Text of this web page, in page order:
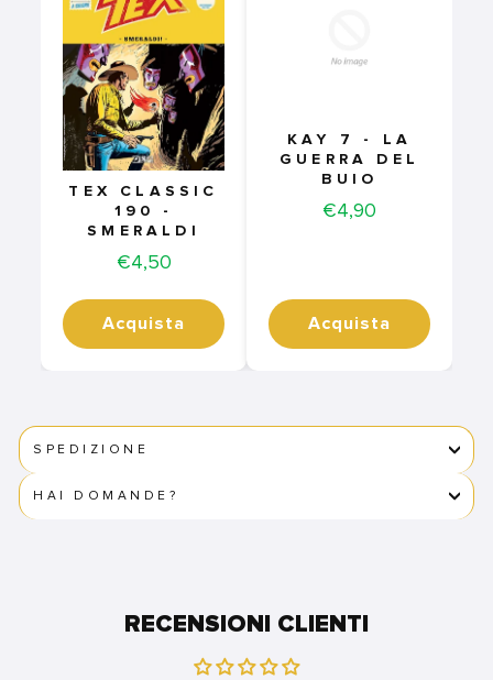
TEX CLASSIC
190 -
SMERALDI
Price
€4,50
Acquista
KAY 7 - LA
GUERRA DEL
BUIO
Price
€4,90
Acquista
SPEDIZIONE
HAI DOMANDE?
RECENSIONI CLIENTI